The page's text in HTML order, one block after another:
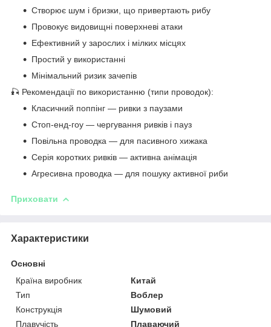
Створює шум і бризки, що привертають рибу
Провокує видовищні поверхневі атаки
Ефективний у зарослих і мілких місцях
Простий у використанні
Мінімальний ризик зачепів
🎣 Рекомендації по використанню (типи проводок):
Класичний поппінг — ривки з паузами
Стоп-енд-гоу — чергування ривків і пауз
Повільна проводка — для пасивного хижака
Серія коротких ривків — активна анімація
Агресивна проводка — для пошуку активної риби
Приховати
Характеристики
Основні
Країна виробник
Китай
Тип
Воблер
Конструкція
Шумовий
Плавучість
Плаваючий